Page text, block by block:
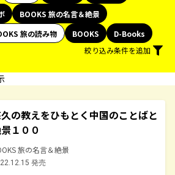
BOOKS 旅の名言＆絶景
旅の読み物 BOOKS
D-Books
絞り込み条件を追加
の教えをひもとく中国のことばと
１００
旅の名言＆絶景
発売